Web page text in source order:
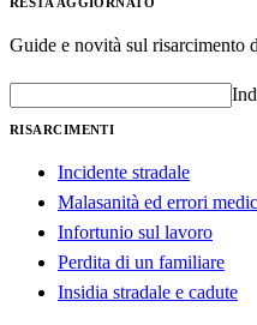
Guide e novità sul risarcimento
RISARCIMENTI
Incidente stradale
Malasanità ed errori
Infortunio sul lavoro
Perdita di un familiare
Insidia stradale e cadute